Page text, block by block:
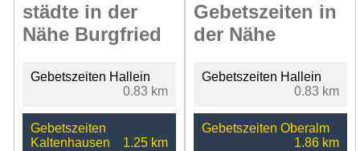
städte in der
Nähe Burgfried
Gebetszeiten Hallein
0.83 km
Gebetszeiten
Kaltenhausen
1.25 km
Gebetszeiten in
der Nähe
Gebetszeiten Hallein
0.83 km
Gebetszeiten Oberalm
1.86 km